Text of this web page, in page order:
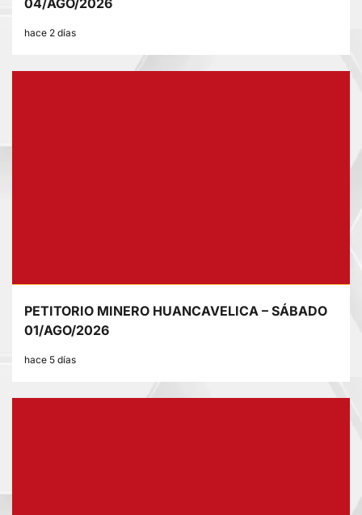
04/AGO/2026
hace 2 días
PETITORIO MINERO HUANCAVELICA – SÁBADO
01/AGO/2026
hace 5 días